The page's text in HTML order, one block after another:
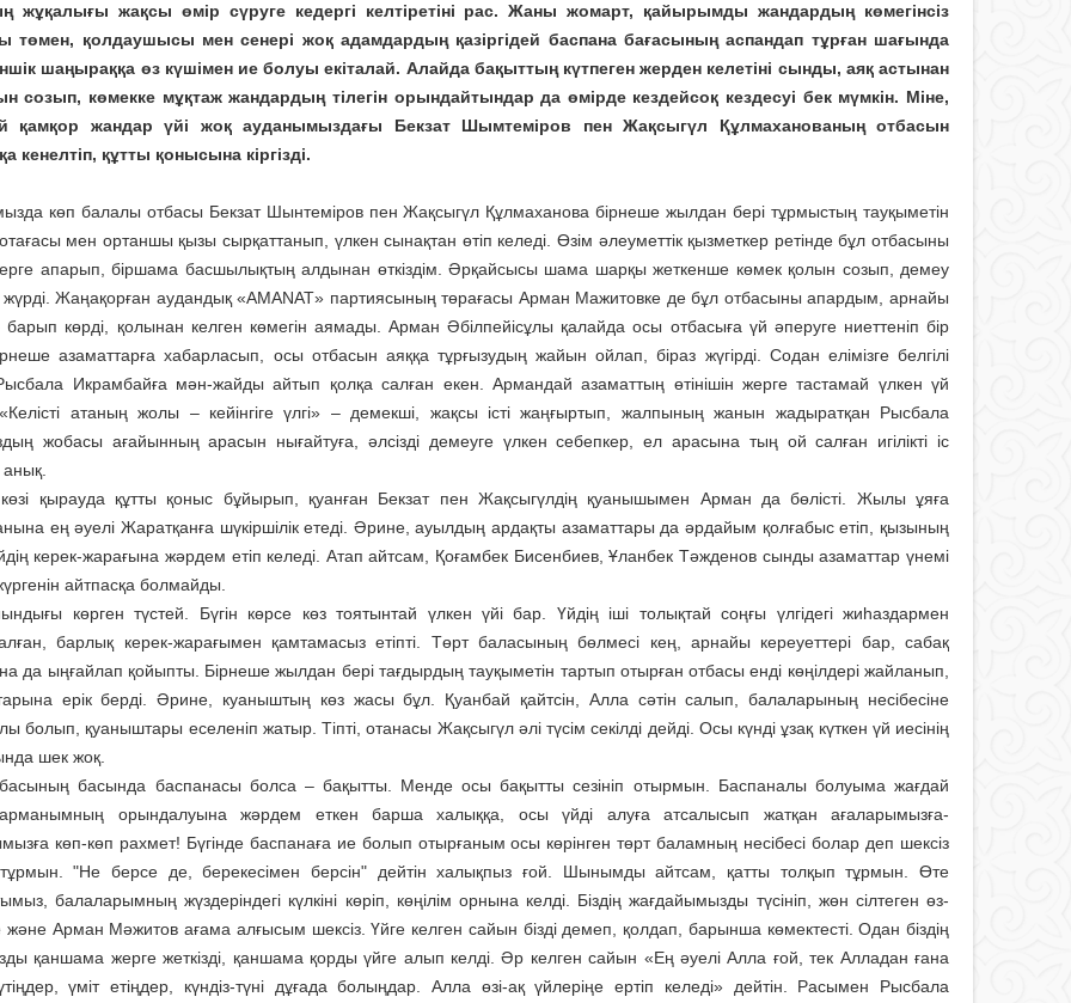
жұқалығы жақсы өмір сүруге кедергі келтіретіні рас. Жаны жомарт, қайырымды жандардың көмегінсіз
төмен, қолдаушысы мен сенері жоқ адамдардың қазіргідей баспана бағасының аспандап тұрған шағында
шаңыраққа өз күшімен ие болуы екіталай. Алайда бақыттың күтпеген жерден келетіні сынды, аяқ астынан
созып, көмекке мұқтаж жандардың тілегін орындайтындар да өмірде кездейсоқ кездесуі бек мүмкін. Міне,
қамқор жандар үйі жоқ ауданымыздағы Бекзат Шымтеміров пен Жақсыгүл Құлмаханованың отбасын
кенелтіп, құтты қонысына кіргізді.
көп балалы отбасы Бекзат Шынтеміров пен Жақсыгүл Құл­­­маханова бірнеше жылдан бері тұр­мыстың тауқыметін
мен ортаншы қызы сырқаттанып, үлкен сынақтан өтіп келеді. Өзім әлеуметтік қызметкер ретінде бұл отбасыны
апарып, біршама басшылық­тың алдынан өткіздім. Әрқайсысы шама шарқы жеткенше көмек қолын созып, демеу
жүрді. Жаңақор­ған аудандық «AMANAT» партиясының төрағасы Арман Мажитовке де бұл отбасыны апардым, арнайы
барып көрді, қолынан келген көмегін аямады. Арман Әбілпейісұлы қалайда осы отбасыға үй әперуге ниеттеніп бір
азаматтарға хабарласып, осы отбасын аяққа тұрғызудың жайын ойлап, біраз жүгірді. Содан елімізге белгілі
Икрамбайға мән-жайды айтып қолқа салған екен. Армандай азамат­тың өтінішін жерге тастамай үлкен үй
атаның жолы – кейінгіге үлгі» – демекші, жақсы істі жаңғыртып, жалпының жа­нын жадыратқан Рысбала
жобасы ағайынның ара­сын нығайтуға, әлсізді демеуге үлкен себепкер, ел арасына тың ой салған игілікті іс
қырауда құтты қо­ныс бұйырып, қуанған Бекзат пен Жақсыгүлдің қуанышымен Арман да бөлісті. Жылы ұяға
ең әуелі Жарат­қанға шүкіршілік етеді. Әрине, ауыл­дың ардақты азаматтары да әрдайым қолғабыс етіп, қызының
керек-жарағына жәрдем етіп келеді. Атап айтсам, Қоғамбек Бисенбиев, Ұланбек Тәжденов сынды азаматтар үнемі
айтпасқа болмайды.
көрген түстей. Бүгін көрсе көз тоятынтай үлкен үйі бар. Үйдің іші толықтай соңғы үлгідегі жиһаздармен
барлық керек-жарағымен қамтамасыз етіпті. Төрт баласының бөлмесі кең, арнайы кереуеттері бар, сабақ
да ыңғайлап қойыпты. Бірнеше жылдан бері тағдырдың тауқыметін тартып отырған отбасы енді көңілдері жайланып,
ерік берді. Әрине, куаныш­тың көз жасы бұл. Қуанбай қайтсін, Ал­ла сәтін салып, балаларының несібесіне
болып, қуаныштары еселе­ніп жатыр. Тіпті, отанасы Жақсыгүл әлі түсім секілді дейді. Осы күнді ұзақ күткен үй иесінің
шек жоқ.
басында баспана­сы болса – бақытты. Менде осы ба­қытты сезініп отырмын. Баспаналы болуыма жағдай
орындалуына жәрдем еткен барша халыққа, осы үйді алуға атсалысып жатқан ағаларымызға-
көп-көп рахмет! Бүгінде баспанаға ие болып отырғаным осы көрінген төрт баламның несібесі болар деп шексіз
"Не берсе де, берекесімен берсін" дейтін халықпыз ғой. Шынымды айтсам, қатты толқып тұр­мын. Өте
балаларым­ның жүздеріндегі күлкіні көріп, көңілім орнына келді. Біздің жағдайымызды түсініп, жөн сілтеген өз­
және Арман Мәжитов ағама алғысым шексіз. Үйге келген сайын бізді демеп, қолдап, барынша көмектесті. Одан біздің
қаншама жерге жеткізді, қаншама қорды үйге алып келді. Әр келген сайын «Ең әуелі Алла ғой, тек Алладан ғана
үміт етіңдер, күндіз-түні дұғада болыңдар. Алла өзі-ақ үйлеріңе ертіп келеді» дейтін. Расымен Рысбала